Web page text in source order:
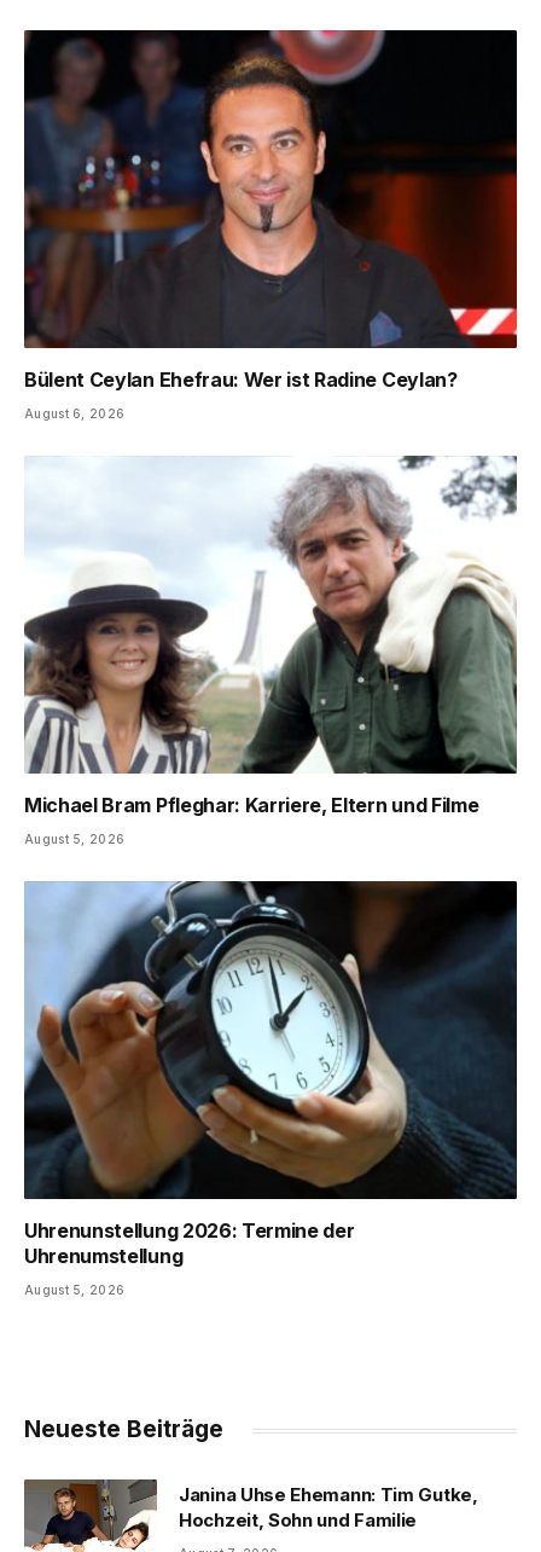
Bülent Ceylan Ehefrau: Wer ist Radine Ceylan?
August 6, 2026
Michael Bram Pfleghar: Karriere, Eltern und Filme
August 5, 2026
Uhrenunstellung 2026: Termine der
Uhrenumstellung
August 5, 2026
Neueste Beiträge
Janina Uhse Ehemann: Tim Gutke,
Hochzeit, Sohn und Familie